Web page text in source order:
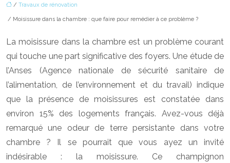
/ Travaux de rénovation
/ Moisissure dans la chambre : que faire pour remédier à ce problème ?
La moisissure dans la chambre est un problème courant
qui touche une part significative des foyers. Une étude de
l’Anses (Agence nationale de sécurité sanitaire de
l’alimentation, de l’environnement et du travail) indique
que la présence de moisissures est constatée dans
environ 15% des logements français. Avez-vous déjà
remarqué une odeur de terre persistante dans votre
chambre ? Il se pourrait que vous ayez un invité
indésirable : la moisissure. Ce champignon